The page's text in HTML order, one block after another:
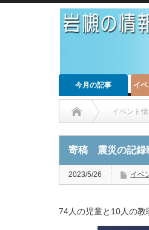
今月の記事 イ
イベント
寄稿 震災の記録
2023/5/26 イベ
74人の児童と10人の教